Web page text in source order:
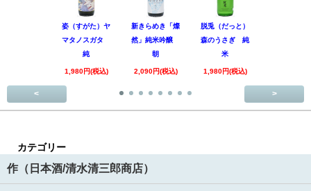
姿（すがた）ヤ
マタノスガタ
純
1,980円(税込)
新きらめき「燦
然」純米吟醸
朝
2,090円(税込)
脱兎（だっと）
森のうさぎ 純
米
1,980円(税込)
< >
カテゴリー
作（日本酒/清水清三郎商店）